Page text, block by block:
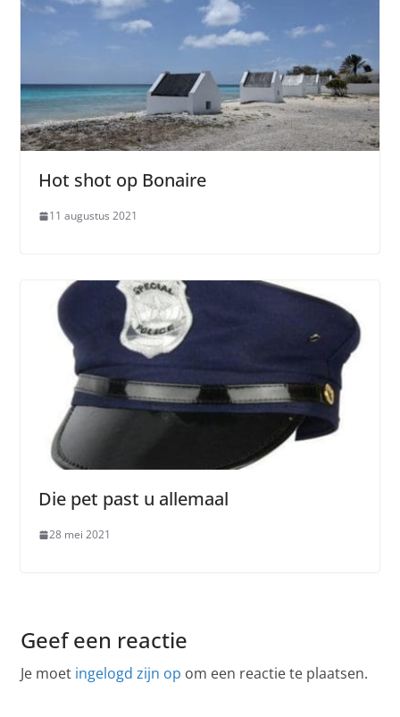
Hot shot op Bonaire
11 augustus 2021
Die pet past u allemaal
28 mei 2021
Geef een reactie
Je moet ingelogd zijn op om een reactie te plaatsen.